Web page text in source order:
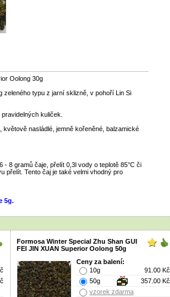
Oolong 30g
typu z jarní sklizně, v pohoří Lin Si
kuliček.
nasládlé, jemně kořeněné, balzamické
8 gramů čaje, přelít 0,3l vody o teplotě 85°C či
přelít. Tento čaj je také velmi vhodný pro
5g.
Formosa Winter Special Zhu Shan GUI
FEI JIN XUAN Superior Oolong 50g
Ceny za balení:
10g
91.00 Kč
50g
357.00 Kč
vzorek zdarma